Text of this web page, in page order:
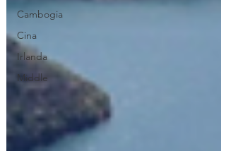
Cambogia
Cina
Irlanda
Middle